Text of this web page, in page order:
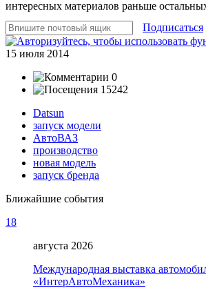
интересных материалов раньше
Подписаться
15 июля 2014
0
15242
Datsun
запуск модели
АвтоВАЗ
производство
новая модель
запуск бренда
Ближайшие события
18
августа 2026
Международная выставка
«ИнтерАвтоМеханика»